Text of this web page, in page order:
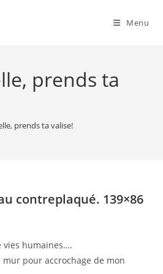
Menu
prends ta
prends ta valise!
contreplaqué. 139×86
vies humaines….
mur pour accrochage de mon